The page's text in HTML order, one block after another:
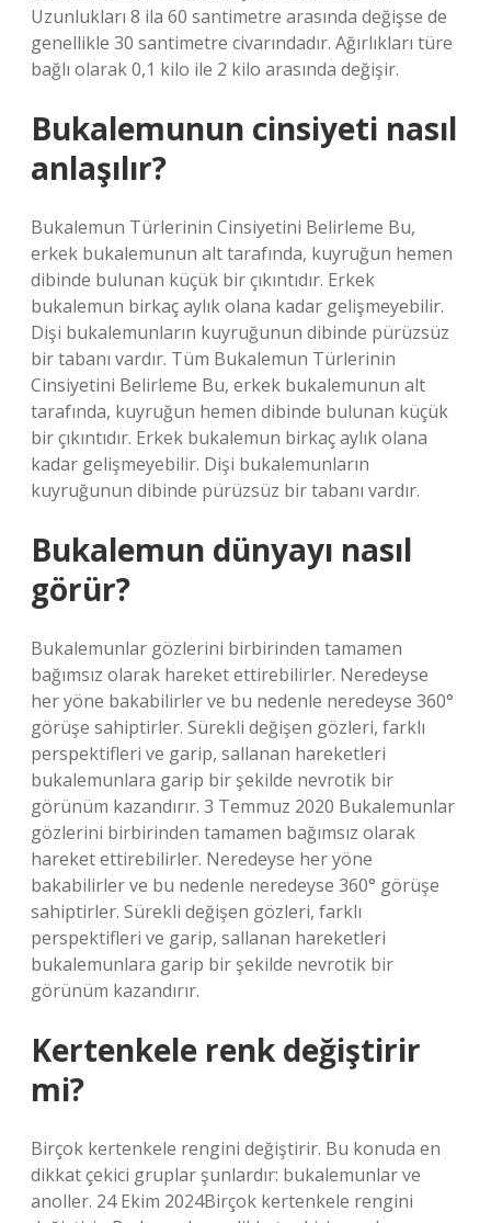
Uzunlukları 8 ila 60 santimetre arasında değişse de
genellikle 30 santimetre civarındadır. Ağırlıkları türe
bağlı olarak 0,1 kilo ile 2 kilo arasında değişir.
Bukalemunun cinsiyeti nasıl
anlaşılır?
Bukalemun Türlerinin Cinsiyetini Belirleme Bu,
erkek bukalemunun alt tarafında, kuyruğun hemen
dibinde bulunan küçük bir çıkıntıdır. Erkek
bukalemun birkaç aylık olana kadar gelişmeyebilir.
Dişi bukalemunların kuyruğunun dibinde pürüzsüz
bir tabanı vardır. Tüm Bukalemun Türlerinin
Cinsiyetini Belirleme Bu, erkek bukalemunun alt
tarafında, kuyruğun hemen dibinde bulunan küçük
bir çıkıntıdır. Erkek bukalemun birkaç aylık olana
kadar gelişmeyebilir. Dişi bukalemunların
kuyruğunun dibinde pürüzsüz bir tabanı vardır.
Bukalemun dünyayı nasıl
görür?
Bukalemunlar gözlerini birbirinden tamamen
bağımsız olarak hareket ettirebilirler. Neredeyse
her yöne bakabilirler ve bu nedenle neredeyse 360°
görüşe sahiptirler. Sürekli değişen gözleri, farklı
perspektifleri ve garip, sallanan hareketleri
bukalemunlara garip bir şekilde nevrotik bir
görünüm kazandırır. 3 Temmuz 2020 Bukalemunlar
gözlerini birbirinden tamamen bağımsız olarak
hareket ettirebilirler. Neredeyse her yöne
bakabilirler ve bu nedenle neredeyse 360° görüşe
sahiptirler. Sürekli değişen gözleri, farklı
perspektifleri ve garip, sallanan hareketleri
bukalemunlara garip bir şekilde nevrotik bir
görünüm kazandırır.
Kertenkele renk değiştirir
mi?
Birçok kertenkele rengini değiştirir. Bu konuda en
dikkat çekici gruplar şunlardır: bukalemunlar ve
anoller. 24 Ekim 2024Birçok kertenkele rengini